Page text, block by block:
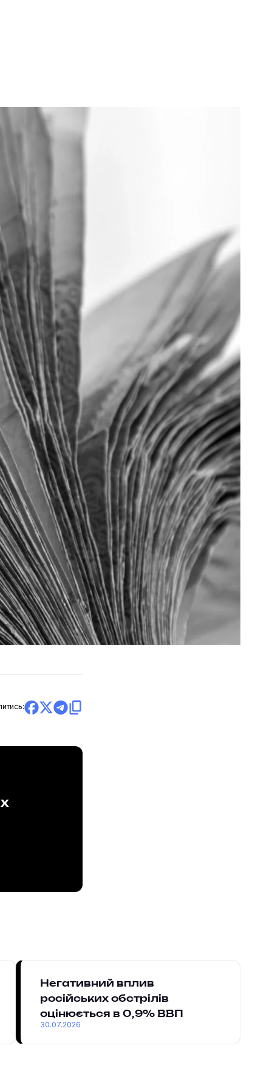
Негативний вплив
російських обстрілів
оцінюється в 0,9% ВВП
30.07.2026